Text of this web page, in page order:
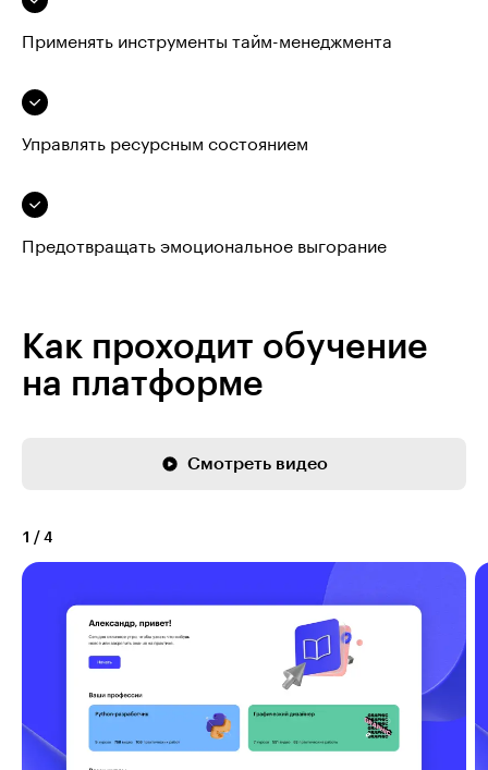
Применять инструменты тайм-менеджмента
Управлять ресурсным состоянием
Предотвращать эмоциональное выгорание
Как проходит обучение
на платформе
Смотреть видео
1 / 4